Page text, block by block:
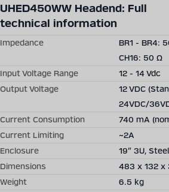
UHED450WW Headend: Full
technical information
Impedance
BR1 - BR4:
CH16: 50 Ω
Input Voltage Range
12 - 14 Vdc
Output Voltage
12 VDC
24VDC/
Current Consumption
740 mA
Current Limiting
~2A
Enclosure
19” 3U, Steel
Dimensions
483 x 132 x
Weight
6.5 kg
SHOW DETAILED
Becker Mining
Productos